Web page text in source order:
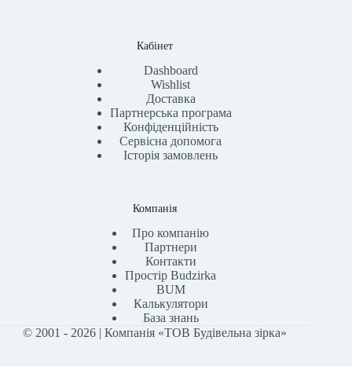
Кабінет
Dashboard
Wishlist
Доставка
Партнерська програма
Конфіденційність
Сервісна допомога
Історія замовлень
Компанія
Про компанію
Партнери
Контакти
Простір Budzirka
BUM
Калькулятори
База знань
© 2001 - 2026 | Компанія «ТОВ Будівельна зірка»